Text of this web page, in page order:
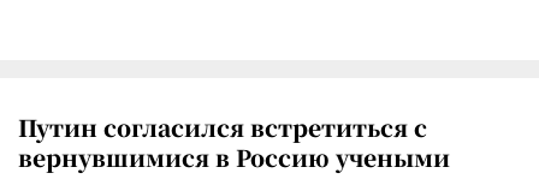
Путин согласился встретиться с
вернувшимися в Россию учеными